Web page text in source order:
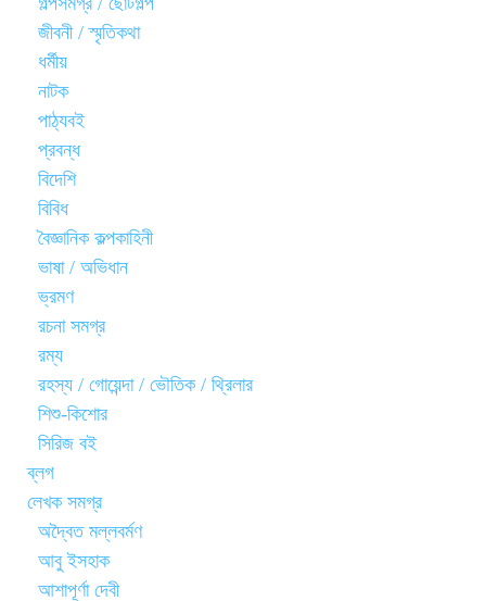
জীবনী / স্মৃতিকথা
ধর্মীয়
নাটক
পাঠ্যবই
প্রবন্ধ
বিদেশি
বিবিধ
বৈজ্ঞানিক কল্পকাহিনী
ভাষা / অভিধান
ভ্রমণ
রচনা সমগ্র
রম্য
রহস্য / গোয়েন্দা / ভৌতিক / থ্রিলার
শিশু-কিশোর
সিরিজ বই
ব্লগ
লেখক সমগ্র
অদ্বৈত মল্লবর্মণ
আবু ইসহাক
আশাপূর্ণা দেবী